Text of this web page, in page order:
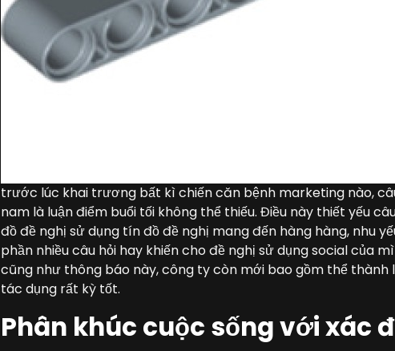
trước lúc khai trương bất kì chiến căn bệnh marketing nào,
nam là luận điểm buổi tối không thể thiếu. Điều này thiết yếu
đồ đề nghị sử dụng tín đồ đề nghị mang đến hàng hàng, nhu
phần nhiều câu hỏi hay khiến cho đề nghị sử dụng social của
cũng như thông báo này, công ty còn mới bao gồm thể thành
tác dụng rất kỳ tốt.
Phân khúc cuộc sống với xác